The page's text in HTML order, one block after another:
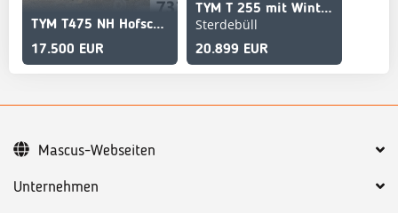
TYM T475 NH Hofschlepper
17.500 EUR
TYM T 255 mit Winterdienstausrüstung - SONDERPREIS
Sterdebüll
20.899 EUR
Unternehmen
Mascus-Webseiten